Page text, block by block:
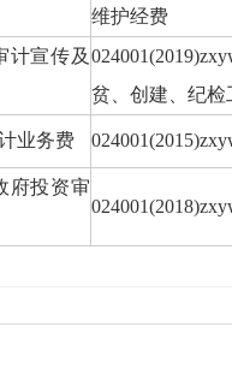
维护经费
计宣传及
贫、创建、纪检
业务费
府投资审